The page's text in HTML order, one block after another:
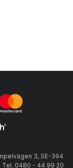
3, SE-394
Tel. 0480 - 44 99 20